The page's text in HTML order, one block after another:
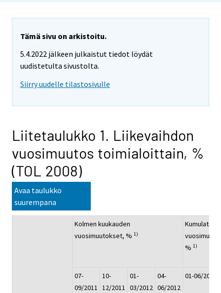
Tämä sivu on arkistoitu.
5.4.2022 jälkeen julkaistut tiedot löydät
uudistetulta sivustolta.
Siirry uudelle tilastosivulle
Liitetaulukko 1. Liikevaihdon
vuosimuutos toimialoittain, %
(TOL 2008)
Avaa taulukko
suurempana
Kolmen kuukauden
vuosimuutokset, % 1)
% 1)
07-
09/2011
10-
12/2011
01-
03/2012
04-
06/2012
01-06/2012